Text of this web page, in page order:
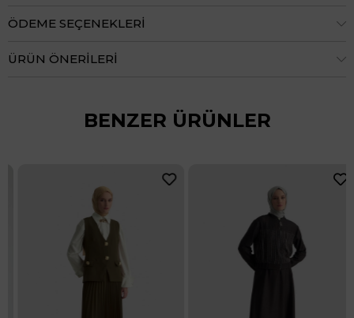
ÖDEME SEÇENEKLERI
ÜRÜN ÖNERILERI
BENZER ÜRÜNLER